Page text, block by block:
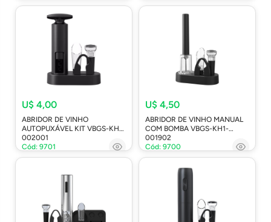
U$ 4,00
ABRIDOR DE VINHO
AUTOPUXÁVEL KIT VBGS-KH1-
002001
Cód: 9701
U$ 4,50
ABRIDOR DE VINHO MANUAL
COM BOMBA VBGS-KH1-
001902
Cód: 9700